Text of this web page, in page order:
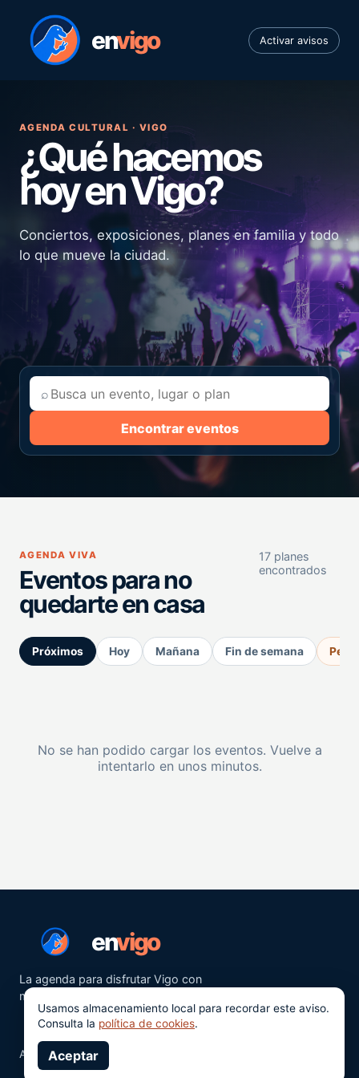
envigo Activar avisos
AGENDA CULTURAL · VIGO
¿Qué hacemos
hoy en Vigo?
Conciertos, exposiciones, planes en familia y todo
lo que mueve la ciudad.
⌕
Encontrar eventos
AGENDA VIVA
Eventos para no
quedarte en casa
17 planes
encontrados
Próximos Hoy Mañana Fin de semana
No se han podido cargar los eventos. Vuelve a
intentarlo en unos minutos.
envigo
La agenda para disfrutar Vigo con
más ganas.
Aviso legalPrivacidad
Usamos almacenamiento local para recordar este aviso.
Consulta la política de cookies.
Aceptar